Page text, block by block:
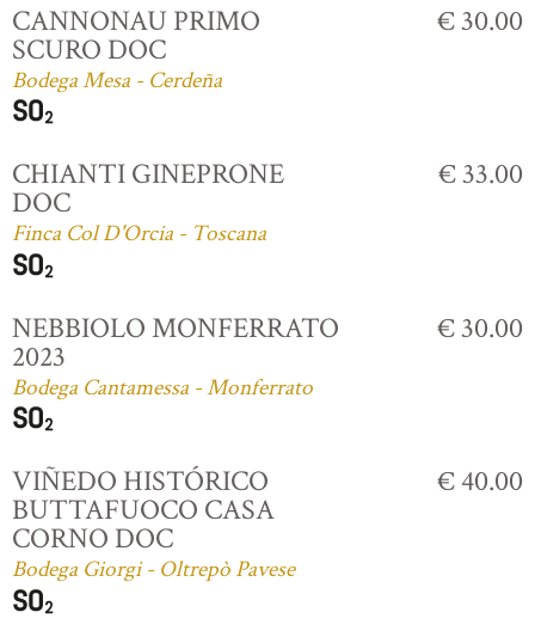
CANNONAU PRIMO
SCURO DOC
Bodega Mesa - Cerdeña
€ 30.00
CHIANTI GINEPRONE
DOC
Finca Col D'Orcia - Toscana
€ 33.00
NEBBIOLO MONFERRATO
2023
Bodega Cantamessa - Monferrato
€ 30.00
VIÑEDO HISTÓRICO
BUTTAFUOCO CASA
CORNO DOC
Bodega Giorgi - Oltrepò Pavese
€ 40.00